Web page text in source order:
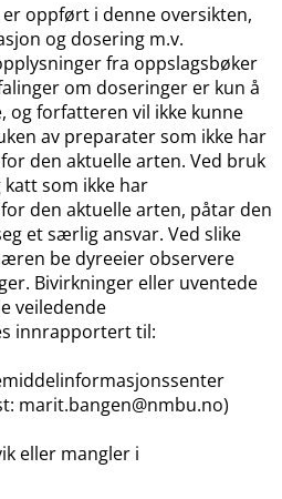
oppført i denne oversikten,
og dosering m.v.
fra oppslagsbøker
om doseringer er kun å
og forfatteren vil ikke kunne
av preparater som ikke har
den aktuelle arten. Ved bruk
som ikke har
den aktuelle arten, påtar den
et særlig ansvar. Ved slike
be dyreeier observere
Bivirkninger eller uventede
veiledende
innrapportert til:
marit.bangen@nmbu.no)
eller mangler i